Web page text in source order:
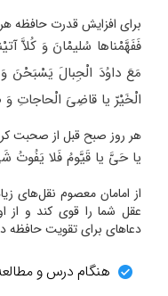
برای افزایش قدرت حافظه هر روز 10 مرتبه ذکر زیر را
فَفَهَّمْناها سُلیمْانَ وَ کُلاَّ
مَعَ داوُدَ الْجِبالَ یَسْبَحْنَ وَ
الْخَیْرّ یا قاضِیَ الْحاجاتِ
هر روز صبح قبل از صحبت
یا حَیَّ یا قَیَّومُ فَلا یَفُوتُ
از امامان معصوم نقل‌های
عقل شما را قوی کند و از
دعاهای برای تقویت حافظه
هنگام درس و مطالعه